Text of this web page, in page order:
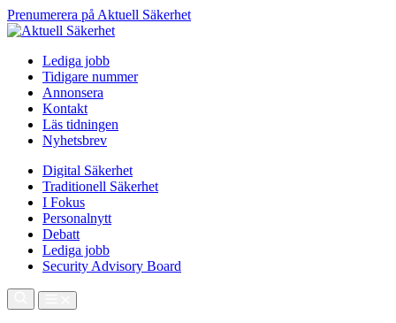
Prenumerera på Aktuell Säkerhet
Lediga jobb
Tidigare nummer
Annonsera
Kontakt
Läs tidningen
Nyhetsbrev
Digital Säkerhet
Traditionell Säkerhet
I Fokus
Personalnytt
Debatt
Lediga jobb
Security Advisory Board